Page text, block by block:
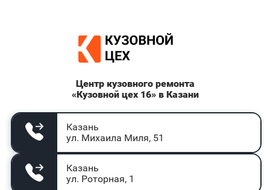
Центр кузовного ремонта
«Кузовной цех 16» в Казани
Казань
ул. Михаила Миля, 51
Казань
ул. Роторная, 1